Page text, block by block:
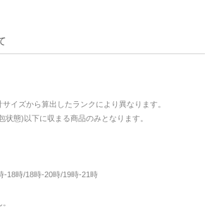
イズから算出したランクにより異なります。
態)以下に収まる商品のみとなります。
18時/18時-20時/19時-21時